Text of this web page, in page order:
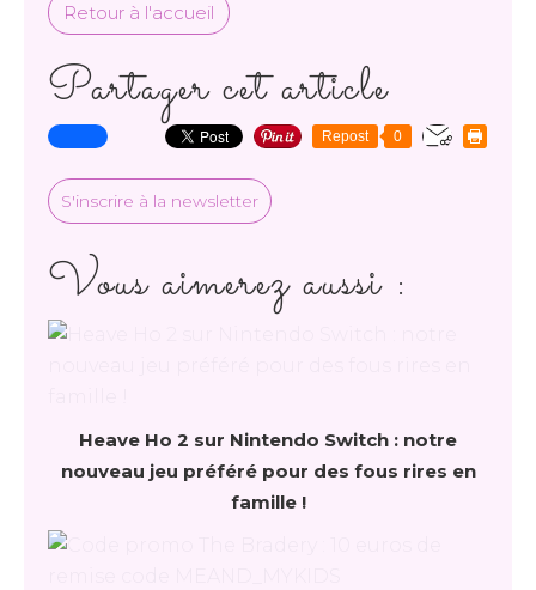
Retour à l'accueil
Partager cet article
Repost 0
S'inscrire à la newsletter
Vous aimerez aussi :
Heave Ho 2 sur Nintendo Switch : notre
nouveau jeu préféré pour des fous rires en
famille !